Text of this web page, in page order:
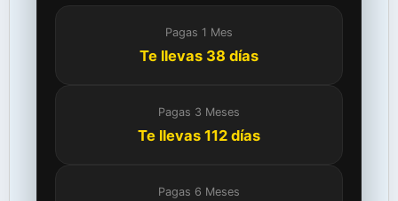
Pagas 1 Mes
Te llevas 38 días
Pagas 3 Meses
Te llevas 112 días
Pagas 6 Meses